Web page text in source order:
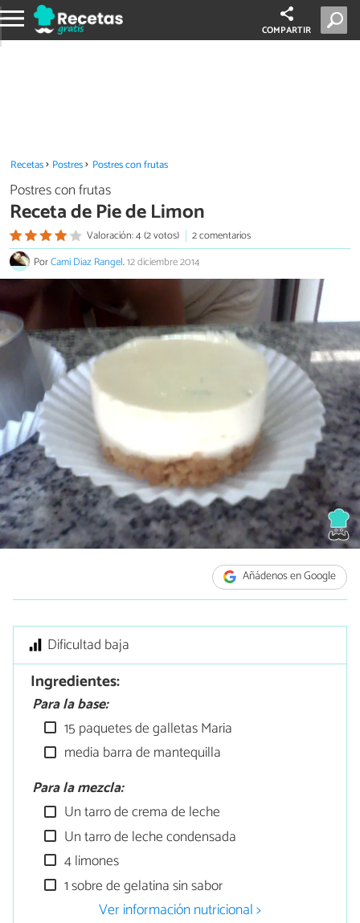
COMPARTIR
Recetas Postres Postres con frutas
Postres con frutas
Receta de Pie de Limon
Valoración: 4 (2 votos)
2 comentarios
PorCami Diaz Rangel.12 diciembre 2014
Añádenos en Google
Dificultad baja
Ingredientes:
Para la base:
15 paquetes de galletas Maria
media barra de mantequilla
Para la mezcla:
Un tarro de crema de leche
Un tarro de leche condensada
4 limones
1 sobre de gelatina sin sabor
Ver información nutricional >